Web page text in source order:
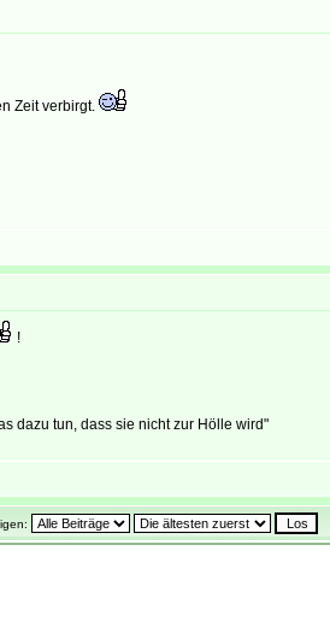
Zeit verbirgt.
!
dazu tun, dass sie nicht zur Hölle wird"